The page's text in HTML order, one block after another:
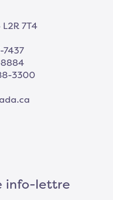
7T4
3300
info-lettre